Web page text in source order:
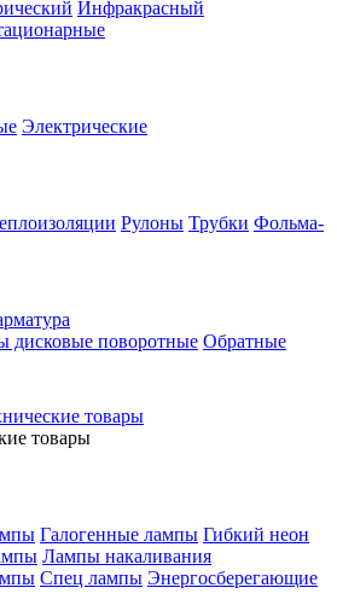
Инфракрасный
Электрические
Рулоны Трубки Фольма-
дисковые поворотные Обратные
товары
товары
Галогенные лампы Гибкий неон
Лампы накаливания
Спец лампы Энергосберегающие